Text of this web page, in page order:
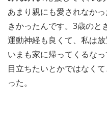
あまり親にも愛されなか
きかったんです。3歳のと
運動神経も良くて、私は放
いまも家に帰ってくるな
目立ちたいとかではなく
った。